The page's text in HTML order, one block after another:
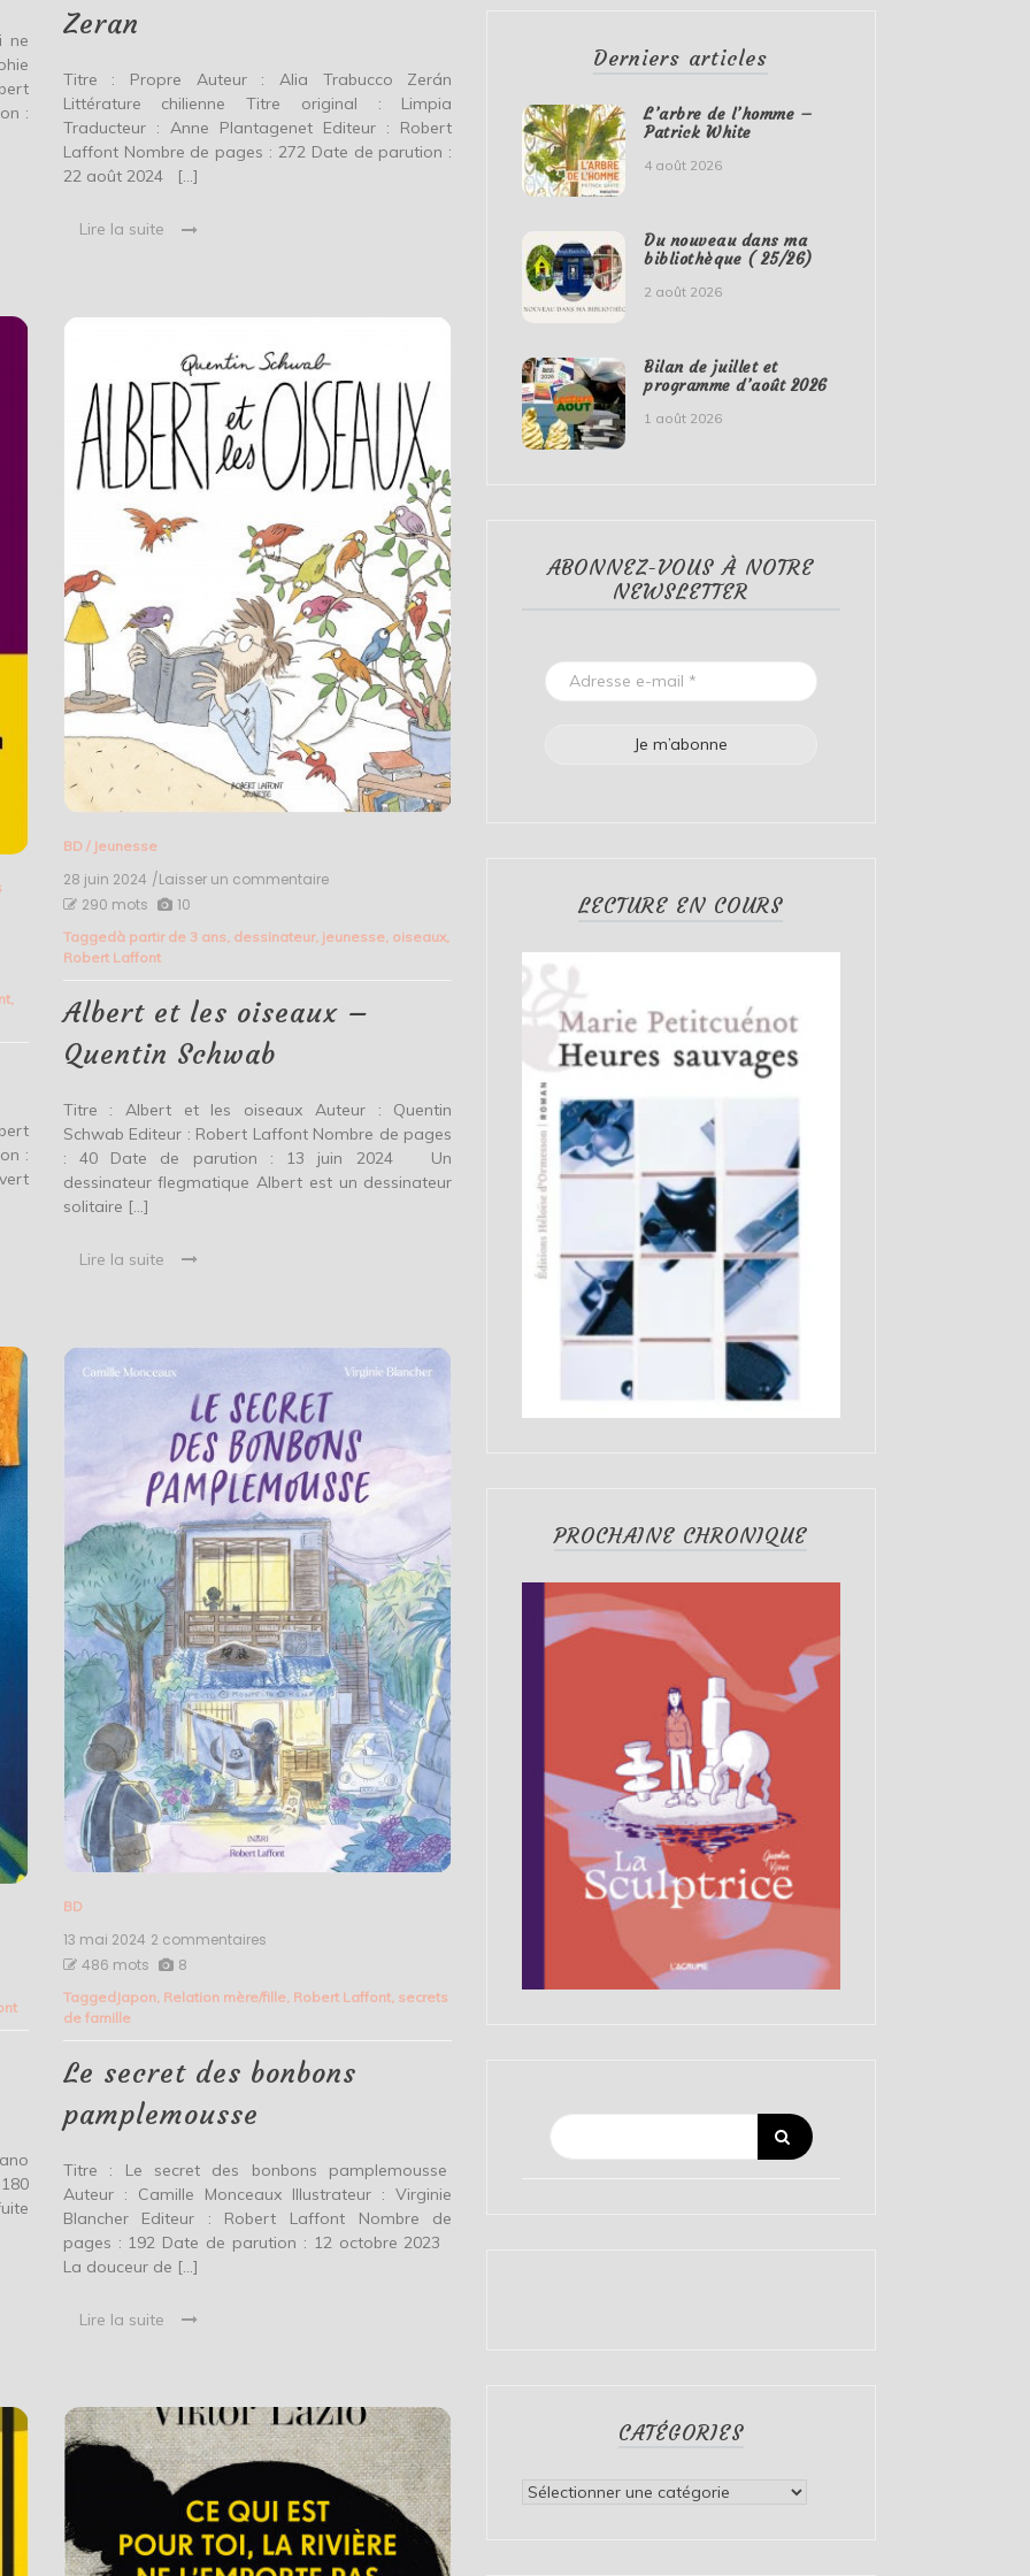
ne
:
Zeran
Titre : Propre Auteur : Alia Trabucco Zerán
Littérature chilienne Titre original : Limpia
Traducteur : Anne Plantagenet Editeur : Robert
Laffont Nombre de pages : 272 Date de parution :
22 août 2024 […]
Lire la suite
:
BD/ Jeunesse
28 juin 2024 /Laisser un commentaireon
les
Schwab
290 mots 10
Taggedà partir de 3 ans dessinateur, jeunesse, oiseaux,
Robert Laffont
Albert et les oiseaux –
Quentin Schwab
Titre : Albert et les oiseaux Auteur : Quentin
Schwab Editeur : Robert Laffont Nombre de pages
: 40 Date de parution : 13 juin 2024 Un
dessinateur flegmatique Albert est un dessinateur
solitaire […]
Lire la suite
BD
13 mai 2024 2 commentaires
des
486 mots 8
Tagged Japon, Relation mère/fille, Robert Laffont, secrets
de famille
Le secret des bonbons
pamplemousse
Titre : Le secret des bonbons pamplemousse
Auteur : Camille Monceaux Illustrateur : Virginie
Blancher Editeur : Robert Laffont Nombre de
pages : 192 Date de parution : 12 octobre 2023
La douceur de […]
Lire la suite
Derniers articles
L’arbre de l’homme –
Patrick White
4 août 2026
Du nouveau dans ma
bibliothèque ( 25/26)
2 août 2026
Bilan de juillet et
programme d’août 2026
1 août 2026
ABONNEZ-VOUS À NOTRE
NEWSLETTER
LECTURE EN COURS
PROCHAINE CHRONIQUE
CATÉGORIES
Catégories